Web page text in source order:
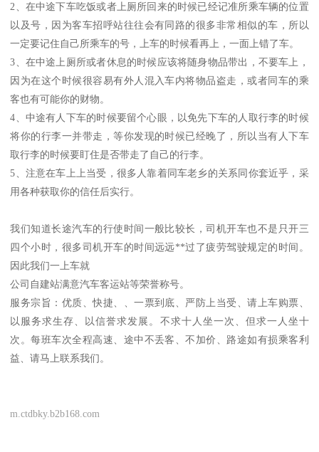
2、在中途下车吃饭或者上厕所回来的时候已经记准所乘车辆的位置
以及号，因为客车招呼站往往会有同路的很多非常相似的车，所以
一定要记住自己所乘车的号，上车的时候看再上，一面上错了车。
3、在中途上厕所或者休息的时候应该将随身物品带出，不要车上，
因为在这个时候很容易有外人混入车内将物品盗走，或者同车的乘
客也有可能你的财物。
4、中途有人下车的时候要留个心眼，以免先下车的人取行李的时候
将你的行李一并带走，等你发现的时候已经晚了，所以当有人下车
取行李的时候要盯住是否带走了自己的行李。
5、注意在车上上当受，很多人靠着同车老乡的关系同你套近乎，采
用各种获取你的信任后实行。
我们知道长途汽车的行使时间一般比较长，司机开车也不是只开三
四个小时，很多司机开车的时间远远**过了疲劳驾驶规定的时间。
因此我们一上车就
公司自建站满意汽车客运站等荣誉称号。
服务宗旨：优质、快捷、、一票到底、严防上当受、请上车购票、
以服务求生存、以信誉求发展。不求十人坐一次、但求一人坐十
次。每班车次全程高速、途中不丢客、不加价、路途如有损乘客利
益、请马上联系我们。
m.ctdbky.b2b168.com